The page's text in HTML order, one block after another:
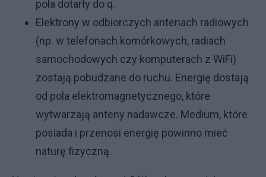
pola dotarły do q.
Elektrony w odbiorczych antenach radiowych
(np. w telefonach komórkowych, radiach
samochodowych czy komputerach z WiFi)
zostają pobudzane do ruchu. Energię dostają
od pola elektromagnetycznego, które
wytwarzają anteny nadawcze. Medium, które
posiada i przenosi energię powinno mieć
naturę fizyczną.